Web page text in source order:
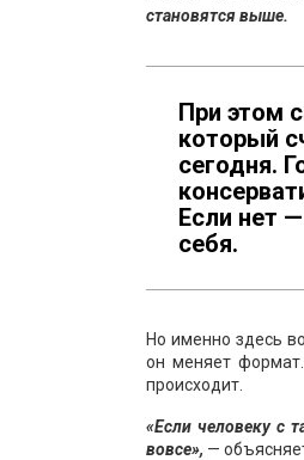
становятся выше.
При этом
который
сегодня.
Если нет
себя.
Но именно здесь
он меняет
происходит.
«Если человеку с
вовсе», —